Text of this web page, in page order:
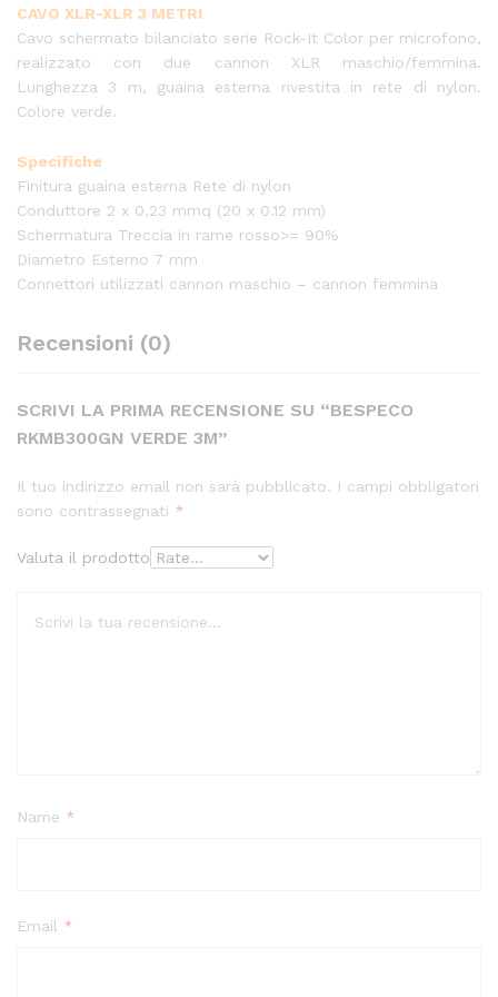
CAVO XLR-XLR 3 METRI
Cavo schermato bilanciato serie Rock-It Color per microfono,
realizzato con due cannon XLR maschio/femmina.
Lunghezza 3 m, guaina esterna rivestita in rete di nylon.
Colore verde.
Specifiche
Finitura guaina esterna Rete di nylon
Conduttore 2 x 0.23 mmq (20 x 0.12 mm)
Schermatura Treccia in rame rosso>= 90%
Diametro Esterno 7 mm
Connettori utilizzati cannon maschio – cannon femmina
Recensioni (0)
SCRIVI LA PRIMA RECENSIONE SU “BESPECO
RKMB300GN VERDE 3M”
Il tuo indirizzo email non sarà pubblicato. I campi obbligatori
sono contrassegnati *
Valuta il prodotto
Name *
Email *